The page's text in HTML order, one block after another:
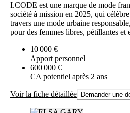
I.CODE est une marque de mode
société à mission en 2025, qui
travers une mode urbaine
pour des femmes libres, pétillantes et
10 000 €
Apport personnel
600 000 €
CA potentiel après 2 ans
Voir la fiche détaillée Demander une